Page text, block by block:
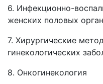
6. Инфекционно-
женских половых
7. Хирургические
гинекологических
8. Онкогинекология